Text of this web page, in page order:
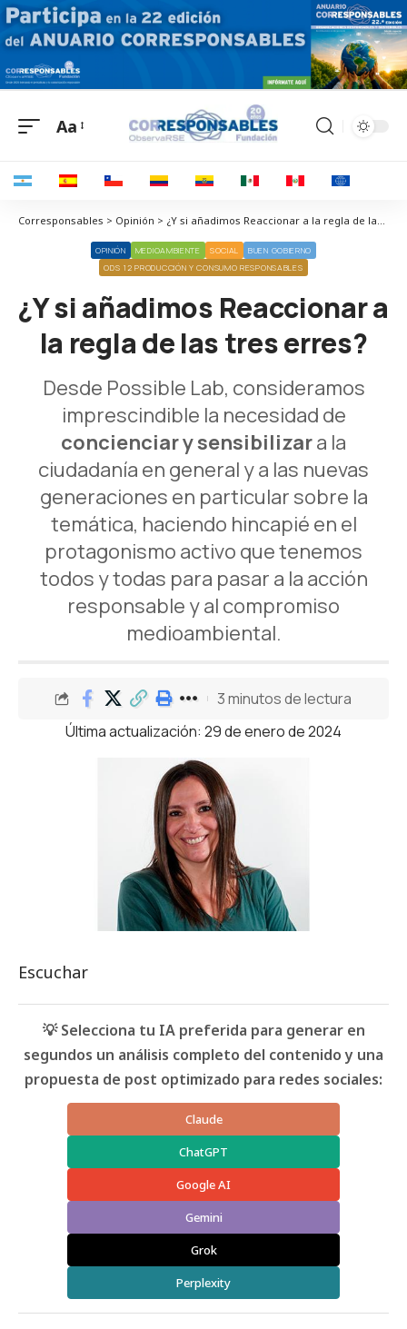
Aa
Corresponsables > Opinión > ¿Y si añadimos Reaccionar a la regla de las tres erres?
OPINIÓN MEDIOAMBIENTE SOCIAL
BUEN GOBIERNO
ODS 12 PRODUCCIÓN Y CONSUMO RESPONSABLES
¿Y si añadimos Reaccionar a
la regla de las tres erres?
Desde Possible Lab, consideramos
imprescindible la necesidad de
concienciar y sensibilizara la
ciudadanía en general y a las nuevas
generaciones en particular sobre la
temática, haciendo hincapié en el
protagonismo activo que tenemos
todos y todas para pasar a la acción
responsable y al compromiso
medioambiental.
Última actualización: 29 de enero de 2024
3 minutos de lectura
Escuchar
💡 Selecciona tu IA preferida para generar en
segundos un análisis completo del contenido y una
propuesta de post optimizado para redes sociales:
Claude
ChatGPT
Google AI
Gemini
Grok
Perplexity